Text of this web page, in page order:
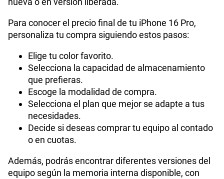
Para conocer el precio final de tu iPhone 16 Pro,
personaliza tu compra siguiendo estos pasos:
Elige tu color favorito.
Selecciona la capacidad de almacenamiento
que prefieras.
Escoge la modalidad de compra.
Selecciona el plan que mejor se adapte a tus
necesidades.
Decide si deseas comprar tu equipo al contado
o en cuotas.
Además, podrás encontrar diferentes versiones del
equipo según la memoria interna disponible, con